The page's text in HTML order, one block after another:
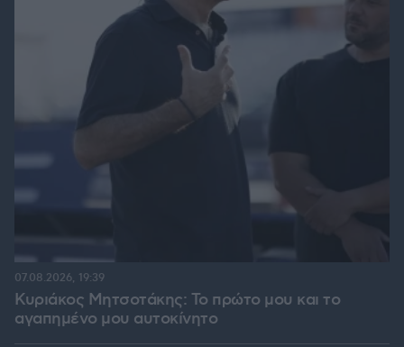
Κυριάκος Μητσοτάκης: Το πρώτο μου και το
αγαπημένο μου αυτοκίνητο
07.08.2026, 19:39